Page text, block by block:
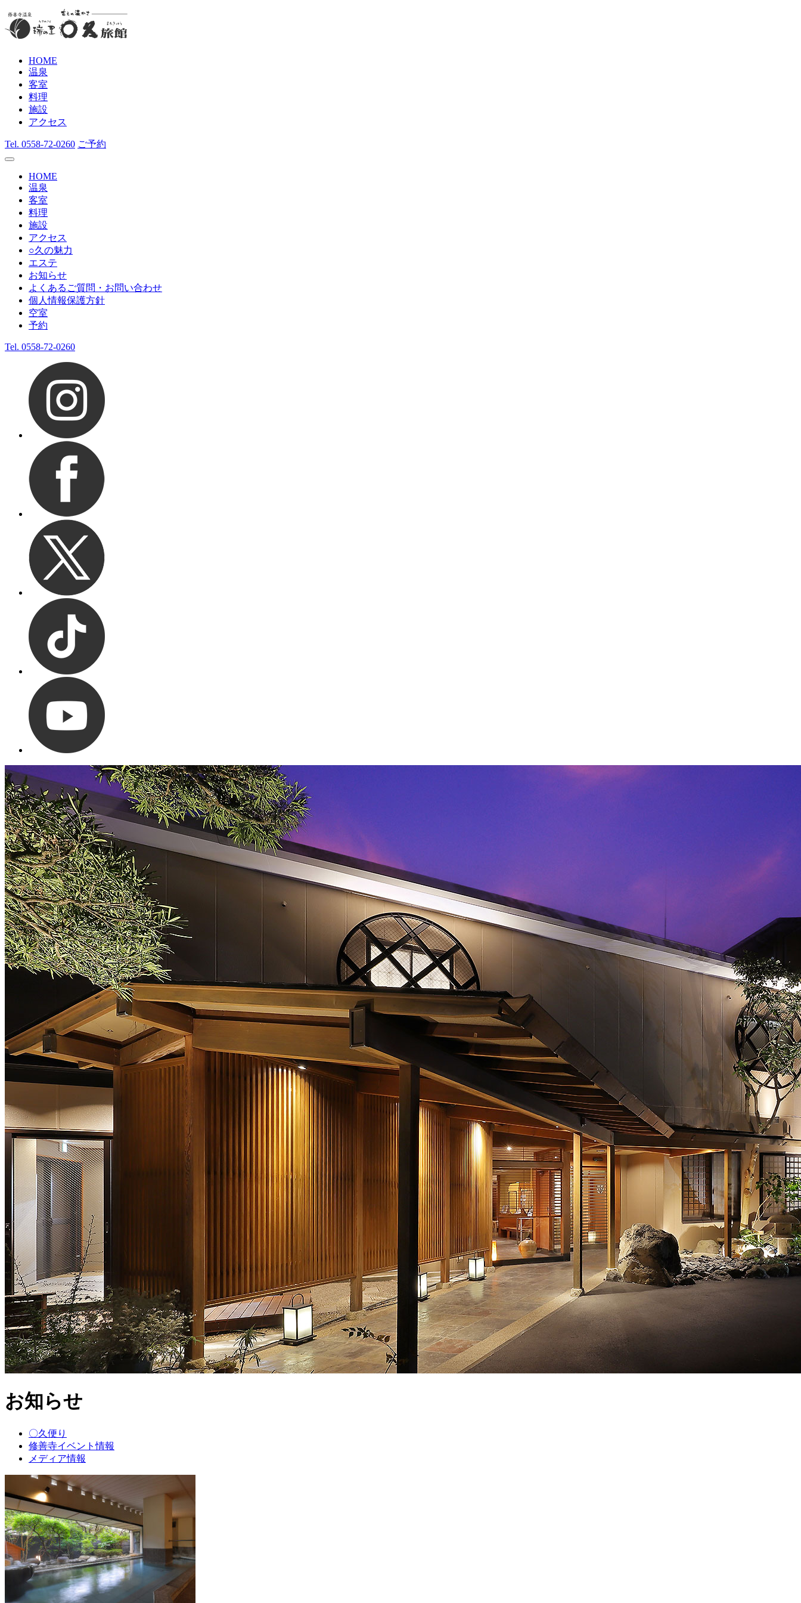
HOME
温泉
客室
料理
施設
アクセス
Tel. 0558-72-0260 ご予約
HOME
温泉
客室
料理
施設
アクセス
○久の魅力
エステ
お知らせ
よくあるご質問・お問い合わせ
個人情報保護方針
空室
予約
Tel. 0558-72-0260
お知らせ
〇久便り
修善寺イベント情報
メディア情報